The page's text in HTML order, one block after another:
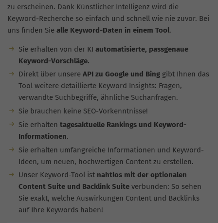
zu erscheinen. Dank Künstlicher Intelligenz wird die
Keyword-Recherche so einfach und schnell wie nie zuvor. Bei
uns finden Sie alle Keyword-Daten in einem Tool.
Sie erhalten von der KI automatisierte, passgenaue
Keyword-Vorschläge.
Direkt über unsere API zu Google und Binggibt Ihnen das
Tool weitere detaillierte Keyword Insights: Fragen,
verwandte Suchbegriffe, ähnliche Suchanfragen.
Sie brauchen keine SEO-Vorkenntnisse!
Sie erhalten tagesaktuelle Rankings und Keyword-
Informationen.
Sie erhalten umfangreiche Informationen und Keyword-
Ideen, um neuen, hochwertigen Content zu erstellen.
Unser Keyword-Tool ist nahtlos mit der optionalen
Content Suite und Backlink Suiteverbunden: So sehen
Sie exakt, welche Auswirkungen Content und Backlinks
auf Ihre Keywords haben!